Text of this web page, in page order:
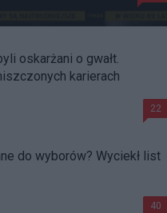
oskarżani o gwałt.
karierach
22
do wyborów? Wyciekł list
40